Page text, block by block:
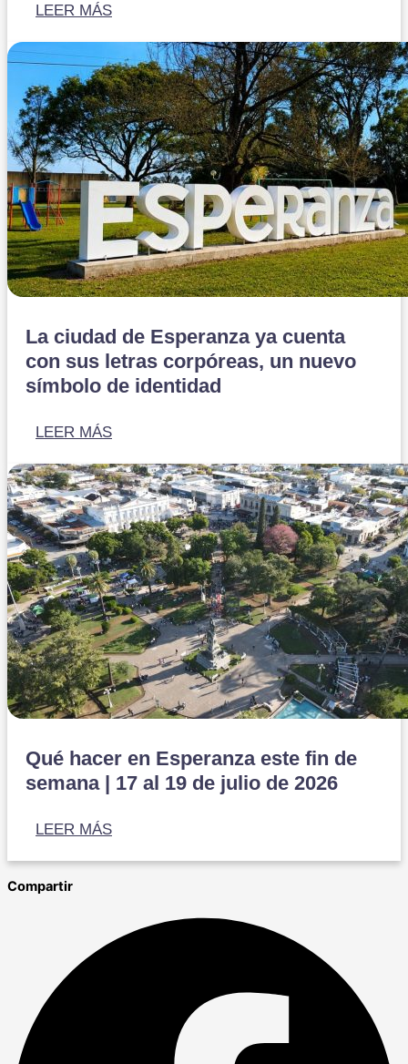
LEER MÁS
La ciudad de Esperanza ya cuenta
con sus letras corpóreas, un nuevo
símbolo de identidad
LEER MÁS
Qué hacer en Esperanza este fin de
semana | 17 al 19 de julio de 2026
LEER MÁS
Compartir